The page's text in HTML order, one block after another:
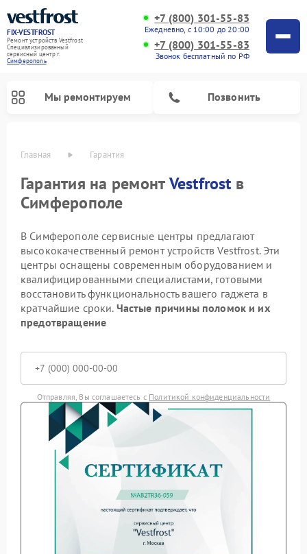
FIX-VESTFROST
Ремонт устройств Vestfrost
Специализированный
cервисный центр г.
Симферополь
+7 (800) 301-55-83
Ежедневно, с 10:00 до 20:00
+7 (800) 301-55-83
Звонок бесплатный по РФ
Мы ремонтируем Позвонить
Главная Гарантия
Гарантия на ремонтVestfrost в
Симферополе
В Симферополе сервисные центры предлагают
высококачественный ремонт устройств Vestfrost. Эти
центры оснащены современным оборудованием и
квалифицированными специалистами, готовыми
восстановить функциональность вашего гаджета в
кратчайшие сроки. Частые причины поломок и их
предотвращение
Отправляя, Вы соглашаетесь с Политикой конфиденциальности